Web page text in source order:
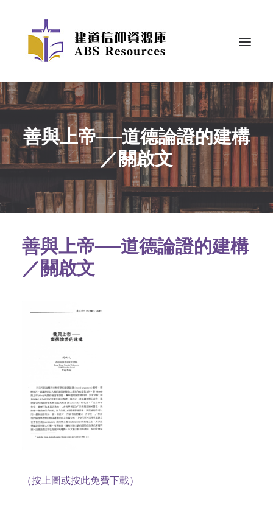
善與上帝──道德論證的建構
／關啟文
善與上帝──道德論證的建構
／關啟文
（按上圖或按此免費下載）